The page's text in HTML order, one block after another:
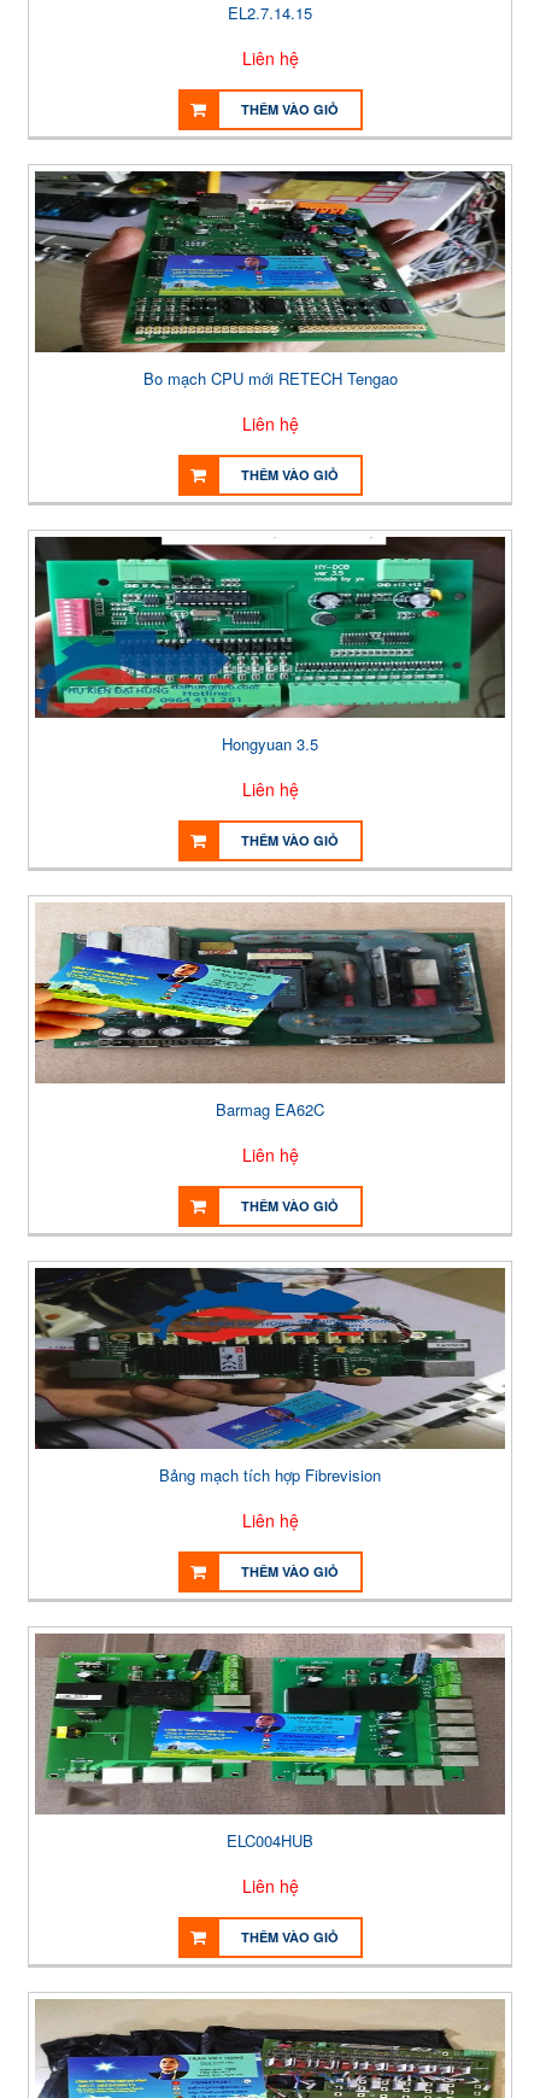
EL2.7.14.15
Liên hệ
THÊM VÀO GIỎ
Bo mạch CPU mới RETECH Tengao
Liên hệ
THÊM VÀO GIỎ
Hongyuan 3.5
Liên hệ
THÊM VÀO GIỎ
Barmag EA62C
Liên hệ
THÊM VÀO GIỎ
Bảng mạch tích hợp Fibrevision
Liên hệ
THÊM VÀO GIỎ
ELC004HUB
Liên hệ
THÊM VÀO GIỎ